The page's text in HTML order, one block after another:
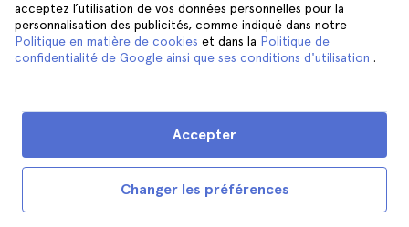
acceptez l’utilisation de vos données personnelles pour la
personnalisation des publicités, comme indiqué dans notre
Politique en matière de cookies et dans la Politique de
confidentialité de Google ainsi que ses conditions d'utilisation .
Changer les préférences
Accepter